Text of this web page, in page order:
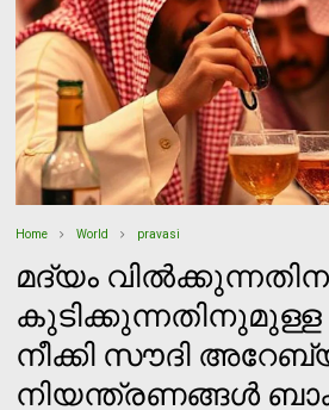
Home World pravasi
മദ്യം
കുടിക്കുന്നതിനുമുള്ള
നീക്കി സൗദി
നിയന്ത്രണങ്ങള്‍